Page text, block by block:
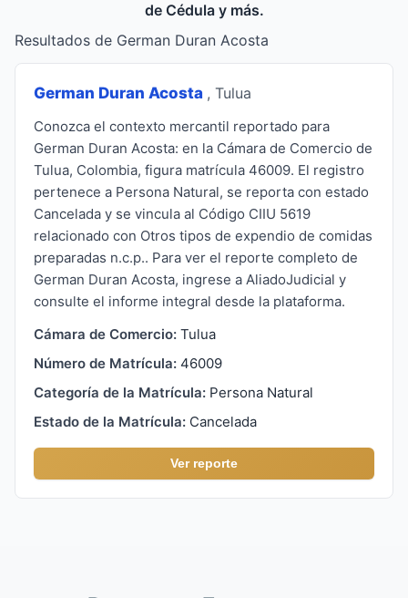
de Cédula y más.
Resultados de German Duran Acosta
German Duran Acosta , Tulua
Conozca el contexto mercantil reportado para
German Duran Acosta: en la Cámara de Comercio de
Tulua, Colombia, figura matrícula 46009. El registro
pertenece a Persona Natural, se reporta con estado
Cancelada y se vincula al Código CIIU 5619
relacionado con Otros tipos de expendio de comidas
preparadas n.c.p.. Para ver el reporte completo de
German Duran Acosta, ingrese a AliadoJudicial y
consulte el informe integral desde la plataforma.
Cámara de Comercio: Tulua
Número de Matrícula: 46009
Categoría de la Matrícula: Persona Natural
Estado de la Matrícula: Cancelada
Ver reporte